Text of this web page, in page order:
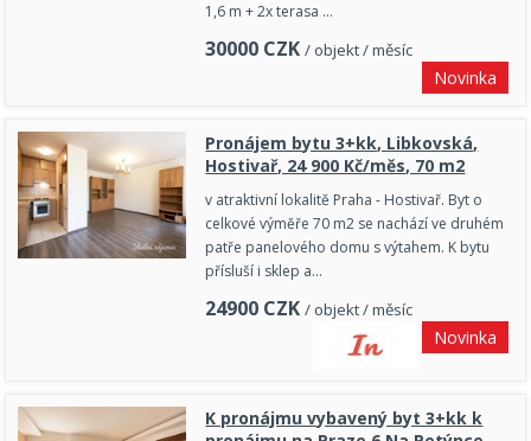
1,6 m + 2x terasa …
30000 CZK / objekt / měsíc
Novinka
Pronájem bytu 3+kk, Libkovská,
Hostivař, 24 900 Kč/měs, 70 m2
v atraktivní lokalitě Praha - Hostivař. Byt o
celkové výměře 70 m2 se nachází ve druhém
patře panelového domu s výtahem. K bytu
přísluší i sklep a…
24900 CZK / objekt / měsíc
Novinka
K pronájmu vybavený byt 3+kk k